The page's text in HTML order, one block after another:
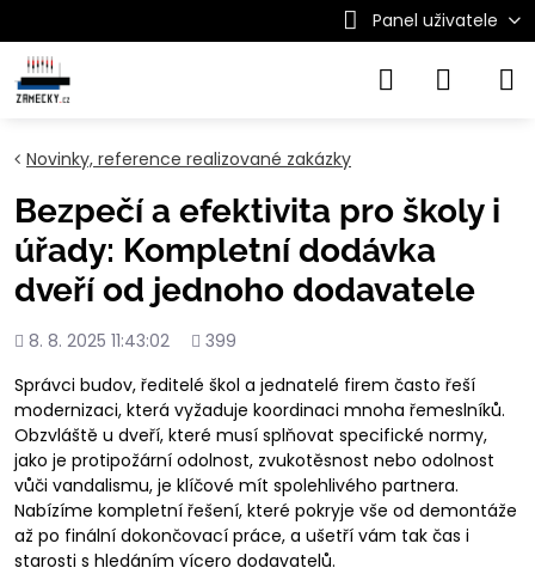
Panel uživatele
Novinky, reference realizované zakázky
Bezpečí a efektivita pro školy i
úřady: Kompletní dodávka
dveří od jednoho dodavatele
Přidáno
8. 8. 2025 11:43:02
Počet
399
Správci budov, ředitelé škol a jednatelé firem často řeší
modernizaci, která vyžaduje koordinaci mnoha řemeslníků.
Obzvláště u dveří, které musí splňovat specifické normy,
jako je protipožární odolnost, zvukotěsnost nebo odolnost
vůči vandalismu, je klíčové mít spolehlivého partnera.
Nabízíme kompletní řešení, které pokryje vše od demontáže
až po finální dokončovací práce, a ušetří vám tak čas i
starosti s hledáním vícero dodavatelů.